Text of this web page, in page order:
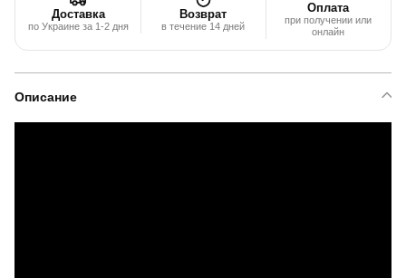
Доставка
по Украине за 1-2 дня
Возврат
в течение 14 дней
Оплата
при получении или
онлайн
Описание